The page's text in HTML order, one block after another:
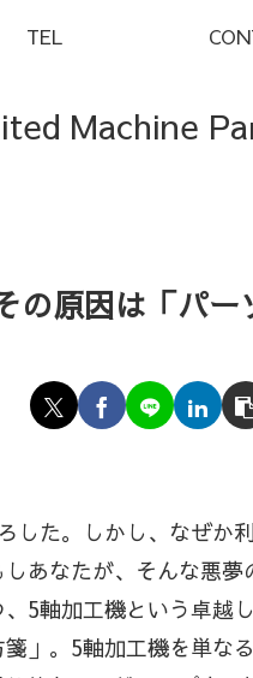
Machine
TEL
原因は「パー
た。しかし、なぜ
あなたが、そんな悪
5軸加工機という卓越
」。5軸加工機を単